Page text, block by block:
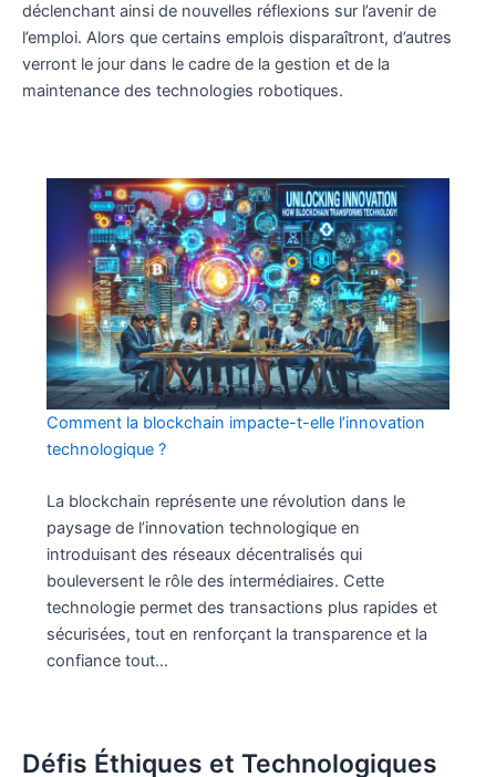
déclenchant ainsi de nouvelles réflexions sur l’avenir de
l’emploi. Alors que certains emplois disparaîtront, d’autres
verront le jour dans le cadre de la gestion et de la
maintenance des technologies robotiques.
Comment la blockchain impacte-t-elle l’innovation
technologique ?
La blockchain représente une révolution dans le
paysage de l’innovation technologique en
introduisant des réseaux décentralisés qui
bouleversent le rôle des intermédiaires. Cette
technologie permet des transactions plus rapides et
sécurisées, tout en renforçant la transparence et la
confiance tout…
Défis Éthiques et Technologiques